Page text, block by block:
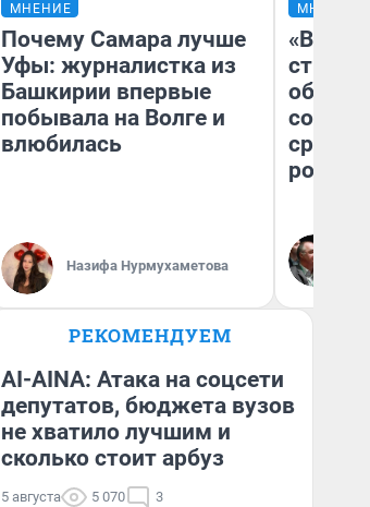
МНЕНИЕ
Почему Самара лучше
Уфы: журналистка из
Башкирии впервые
побывала на Волге и
влюбилась
Назифа Нурмухаметова
МНЕНИЕ
«В
РЕКОМЕНДУЕМ
AI-AINA: Атака на соцсети
депутатов, бюджета вузов
не хватило лучшим и
сколько стоит арбуз
5 августа 5 070 3